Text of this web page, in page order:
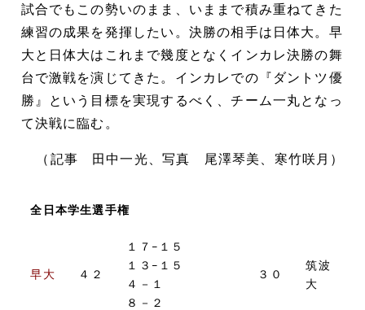
試合でもこの勢いのまま、いままで積み重ねてきた
練習の成果を発揮したい。決勝の相手は日体大。早
大と日体大はこれまで幾度となくインカレ決勝の舞
台で激戦を演じてきた。インカレでの『ダントツ優
勝』という目標を実現するべく、チーム一丸となっ
て決戦に臨む。
（記事 田中一光、写真 尾澤琴美、寒竹咲月）
全日本学生選手権
早大 ４２
１７−１５
１３−１５
４－１
８－２
３０
筑波
大